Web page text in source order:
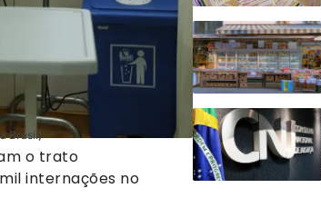
Brasil)
o trato
internações no